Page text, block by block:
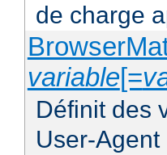
de charge
variable[=
Définit des
User-Agent